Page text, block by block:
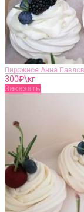
Пирожное Анна
300₽\кг
Заказать